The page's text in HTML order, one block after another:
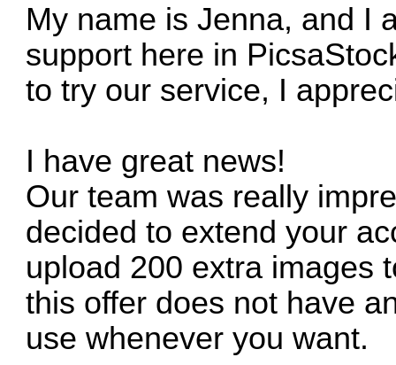
My name is Jenna, and I
support here in
to try our service, I
I have great news!
Our team was really
decided to extend your
upload 200 extra images
this offer does not have
use whenever you want.